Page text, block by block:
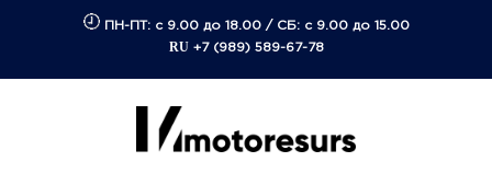
ПН-ПТ: с 9.00 до 18.00/ СБ: с 9.00 до 15.00
RU +7 (989) 589-67-78